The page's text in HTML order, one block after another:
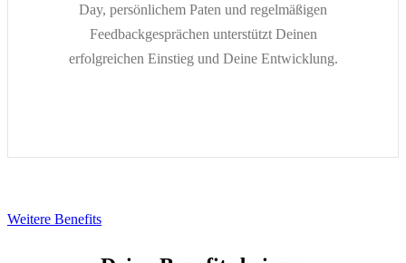
Day, persönlichem Paten und regelmäßigen
Feedbackgesprächen unterstützt Deinen
erfolgreichen Einstieg und Deine Entwicklung.
Weitere Benefits